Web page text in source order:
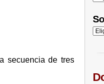
secuencia de tres